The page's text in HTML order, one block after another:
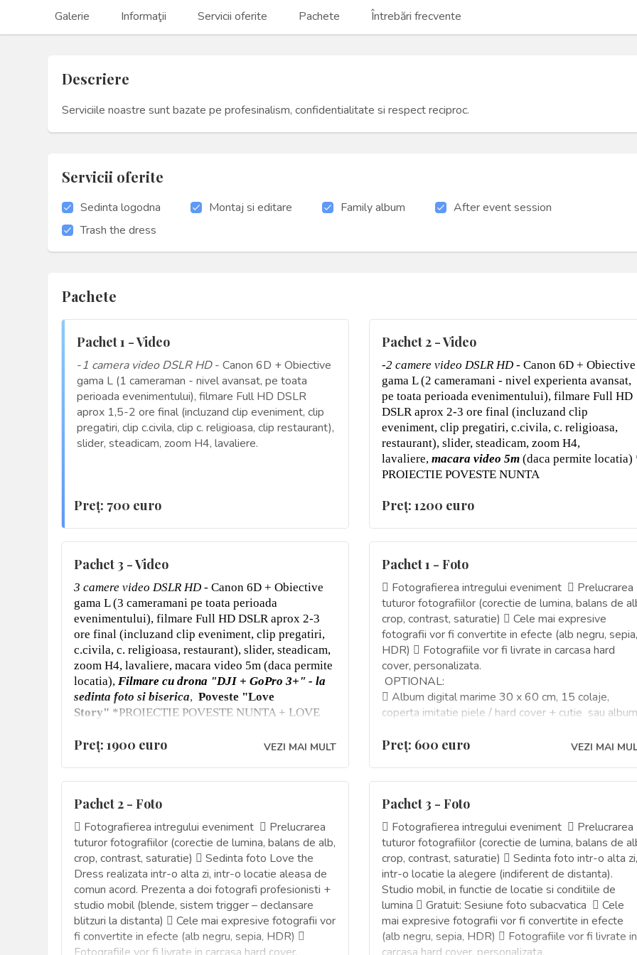
Galerie Informaţii Servicii oferite Pachete Întrebări frecvente
Descriere
Serviciile noastre sunt bazate pe profesinalism, confidentialitate si respect reciproc.
Servicii oferite
Sedinta logodna Montaj si editare Family album
After event session
Trash the dress
Pachete
Pachet 1 - Video
-1 camera video DSLR HD- Canon 6D + Obiective
gama L (1 cameraman - nivel avansat, pe toata
perioada evenimentului), filmare Full HD DSLR
aprox 1,5-2 ore final (incluzand clip eveniment, clip
pregatiri, clip c.civila, clip c. religioasa, clip restaurant),
slider, steadicam, zoom H4, lavaliere.
Preţ: 700 euro
Pachet 2 - Video
-2 camere video DSLR HD- Canon 6D + Obiective
gama L (2 cameramani - nivel experienta avansat,
pe toata perioada evenimentului), filmare Full HD
DSLR aprox 2-3 ore final (incluzand clip
eveniment, clip pregatiri, c.civila, c. religioasa,
restaurant), slider, steadicam, zoom H4,
lavaliere, macara video 5m(daca permite locatia)
PROIECTIE POVESTE NUNTA
Preţ: 1200 euro
Pachet 3 - Video
3 camere video DSLR HD - Canon 6D + Obiective
gama L (3 cameramani pe toata perioada
evenimentului), filmare Full HD DSLR aprox 2-3
ore final (incluzand clip eveniment, clip pregatiri,
c.civila, c. religioasa, restaurant), slider, steadicam,
zoom H4, lavaliere, macara video 5m (daca permite
locatia), Filmare cu drona "DJI + GoPro 3+" - la
sedinta foto si biserica, Poveste "Love
Story" *PROIECTIE POVESTE NUNTA + LOVE
Preţ: 1900 euro VEZI MAI MULT
Pachet 1 - Foto
 Fotografierea intregului eveniment  Prelucrarea
tuturor fotografiilor (corectie de lumina, balans de
crop, contrast, saturatie)  Cele mai expresive
fotografii vor fi convertite in efecte (alb negru, sepia,
HDR)  Fotografiile vor fi livrate in carcasa hard
cover, personalizata.
OPTIONAL:
 Album digital marime 30 x 60 cm, 15 colaje,
coperta imitatie piele / hard cover + cutie sau album
piele + cutie - 70 Euro
 Al doilea fotograf - 250 Euro
Preţ: 600 euro VEZI MAI
Pachet 2 - Foto
 Fotografierea intregului eveniment  Prelucrarea
tuturor fotografiilor (corectie de lumina, balans de alb,
crop, contrast, saturatie)  Sedinta foto Love the
Dress realizata intr-o alta zi, intr-o locatie aleasa de
comun acord. Prezenta a doi fotografi profesionisti +
studio mobil (blende, sistem trigger – declansare
blitzuri la distanta)  Cele mai expresive fotografii vor
fi convertite in efecte (alb negru, sepia, HDR) 
Pachet 3 - Foto
 Fotografierea intregului eveniment  Prelucrarea
tuturor fotografiilor (corectie de lumina, balans de
crop, contrast, saturatie)  Sedinta foto intr-o alta zi,
intr-o locatie la alegere (indiferent de distanta).
Studio mobil, in functie de locatie si conditiile de
lumina  Gratuit: Sesiune foto subacvatica  Cele
mai expresive fotografii vor fi convertite in efecte
(alb negru, sepia, HDR)  Fotografiile vor fi livrate in